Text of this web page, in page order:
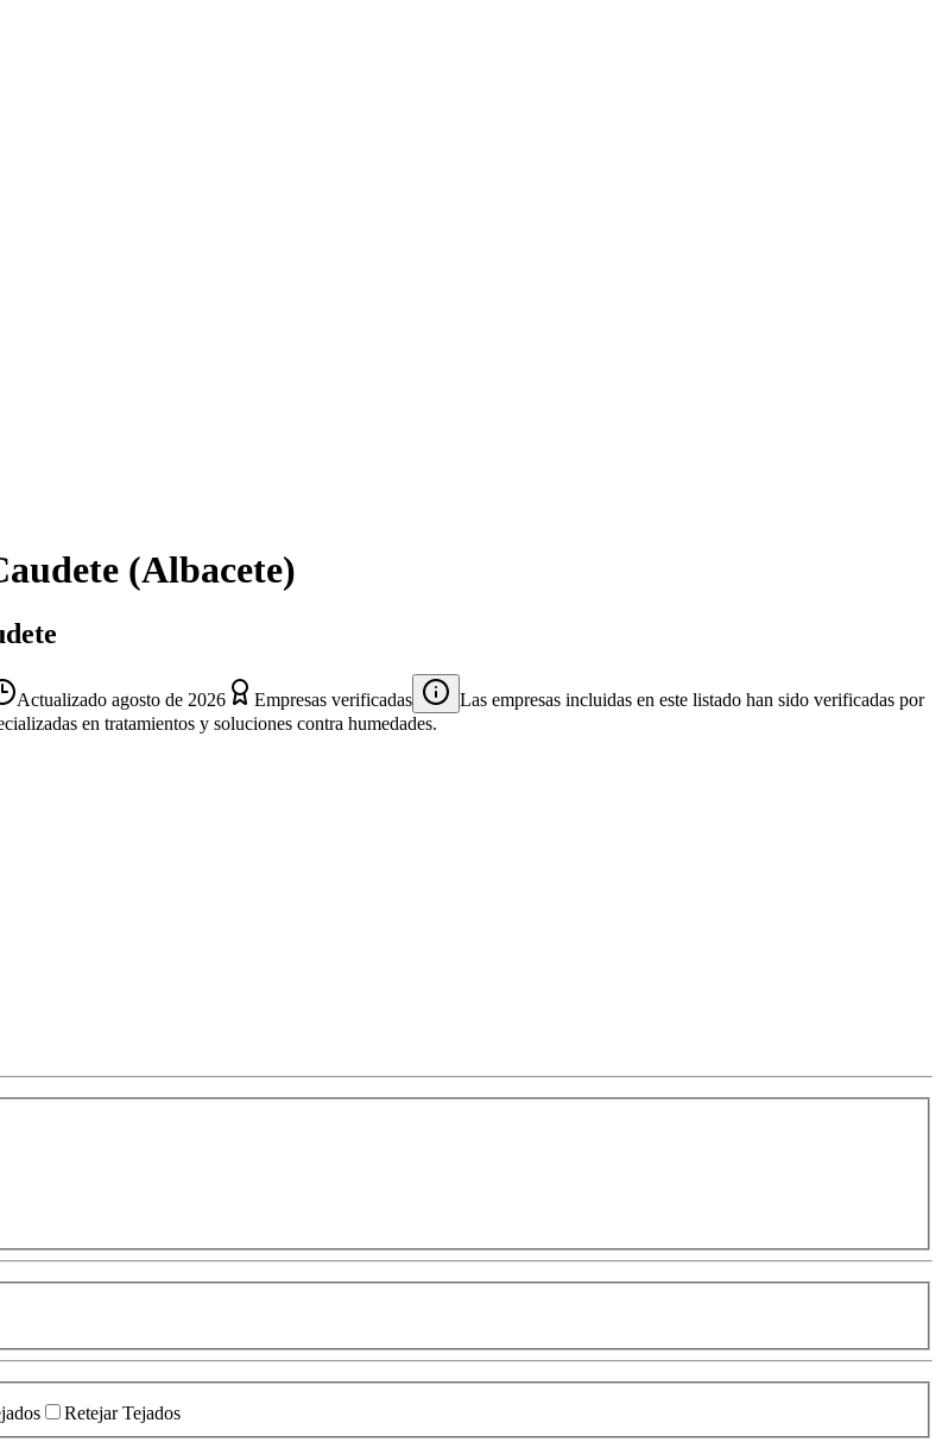
(Albacete)
Actualizado agosto de 2026 Empresas verificadas
Las empresas incluidas en este listado han sido verificadas por
en tratamientos y soluciones contra humedades.
Retejar Tejados